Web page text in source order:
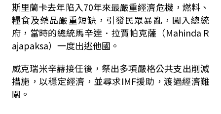
斯里蘭卡去年陷入70年來最嚴重經濟危機，燃料、
糧食及藥品嚴重短缺，引發民眾暴亂，闖入總統
府，當時的總統馬辛達．拉賈帕克薩（Mahinda R
ajapaksa）一度出逃他國。
威克瑞米辛赫接任後，祭出多項嚴格公共支出削減
措施，以穩定經濟，並尋求IMF援助，渡過經濟難
關。